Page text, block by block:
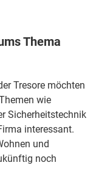
Thema
Tresore möchten
wie
Sicherheitstechnik
interessant.
und
noch